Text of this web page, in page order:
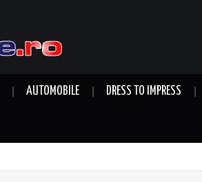
AUTOMOBILE DRESS TO IMPRESS